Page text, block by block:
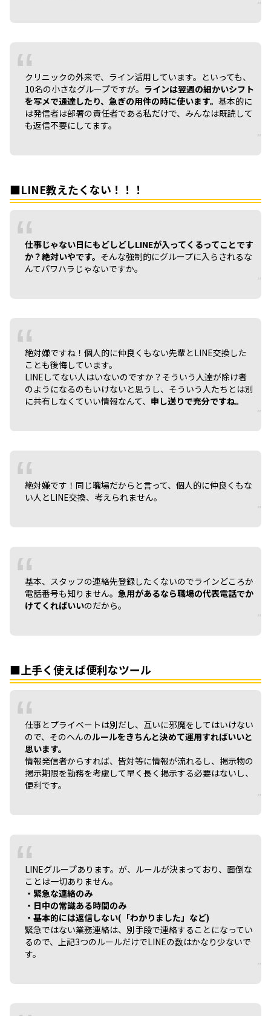
クリニックの外来で、ライン活用しています。といっても、
10名の小さなグループですが。 ラインは翌週の細かいシフト
を写メで通達したり、急ぎの用件の時に使います。 基本的に
は発信者は部署の責任者である私だけで、みんなは既読して
も返信不要にしてます。
■LINE教えたくない！！！
仕事じゃない日にもどしどしLINEが入ってくるってことです
か？絶対いやです。 そんな強制的にグループに入らされるな
んてパワハラじゃないですか。
絶対嫌ですね！個人的に仲良くもない先輩とLINE交換した
ことも後悔しています。
LINEしてない人はいないのですか？そういう人達が除け者
のようになるのもいけないと思うし、そういう人たちとは別
に共有しなくていい情報なんて、 申し送りで充分ですね。
絶対嫌です！同じ職場だからと言って、個人的に仲良くもな
い人とLINE交換、考えられません。
基本、スタッフの連絡先登録したくないのでラインどころか
電話番号も知りません。 急用があるなら職場の代表電話でか
けてくればいいのだから。
■上手く使えば便利なツール
仕事とプライベートは別だし、互いに邪魔をしてはいけない
ので、そのへんのルールをきちんと決めて運用すればいいと
思います。
情報発信者からすれば、皆対等に情報が流れるし、掲示物の
掲示期限を勤務を考慮して早く長く掲示する必要はないし、
便利です。
LINEグループあります。が、ルールが決まっており、面倒な
ことは一切ありません。
・緊急な連絡のみ
・日中の常識ある時間のみ
・基本的には返信しない(「わかりました」など)
緊急ではない業務連絡は、別手段で連絡することになってい
るので、上記3つのルールだけでLINEの数はかなり少ないで
す。